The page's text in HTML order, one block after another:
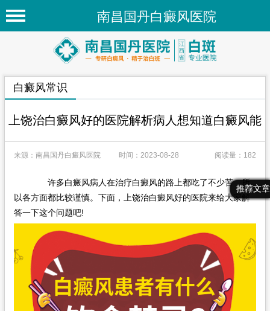
南昌国丹白癜风医院
首页
医院新闻
专家团队
先进技术
白癜风常识
白癜风人群
白癜风部位
在线问诊
最新文章
热门文章
推荐文章
白癜风常识
上饶治白癜风好的医院解析病人想知道白癜风能
来源：南昌国丹白癜风医院 时间：2023-08-28 阅读量：182
许多白癜风病人在治疗白癜风的路上都吃了不少苦，所
以各方面都比较谨慎。下面，上饶治白癜风好的医院来给大家解
答一下这个问题吧!